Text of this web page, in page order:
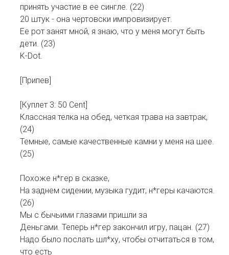
принять участие в ее сингле. (22)
20 штук - она чертовски импровизирует.
Ее рот занят мной, я знаю, что у меня могут быть
дети. (23)
K-Dot.
[Припев]
[Куплет 3: 50 Cent]
Классная телка на обед, четкая трава на завтрак,
(24)
Темные, самые качественные камни у меня на шее.
(25)
Похоже н*гер в сказке,
На заднем сидении, музыка гудит, н*геры качаются.
(26)
Мы с бычьими глазами пришли за
Деньгами. Теперь н*гер закончил игру, пацан. (27)
Надо было послать шл*ху, чтобы отчитаться в том,
что есть